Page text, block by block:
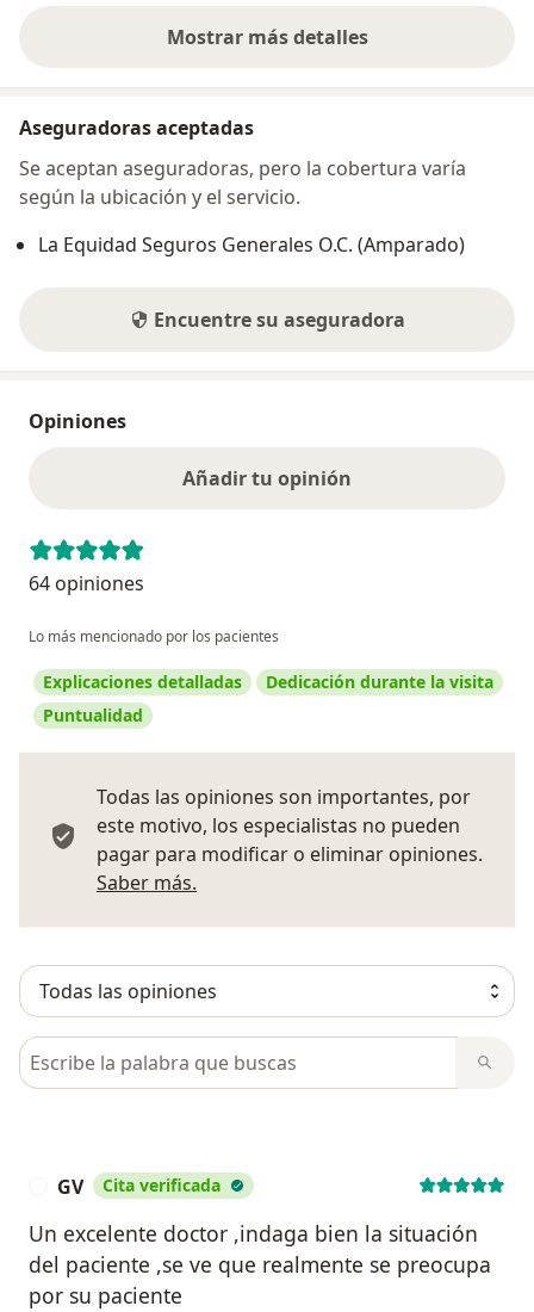
Mostrar más detalles
sobre la dirección
Aseguradoras aceptadas
Se aceptan aseguradoras, pero la cobertura varía
según la ubicación y el servicio.
La Equidad Seguros Generales O.C. (Amparado)
Encuentre su aseguradora
Opiniones
Añadir tu opinión
64 opiniones
Lo más mencionado por los pacientes
Explicaciones detalladas
Dedicación durante la visita
Puntualidad
Todas las opiniones son importantes, por
este motivo, los especialistas no pueden
pagar para modificar o eliminar opiniones.
Saber más.
Busca en opiniones
GV Cita verificada
Un excelente doctor ,indaga bien la situación
del paciente ,se ve que realmente se preocupa
por su paciente